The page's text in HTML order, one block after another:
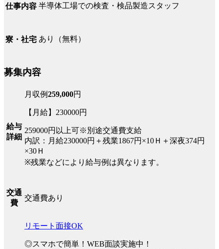
仕事内容 半導体工場での検査・検品製造スタッフ
寮・社宅 あり（無料）
募集内容
給与
詳細
月収例259,000円
【月給】230000円
259000円以上可※別途交通費支給
内訳：月給230000円＋残業1867円×10Ｈ＋深夜374円
×30Ｈ
※残業などにより給与例は異なります。
交通
費
交通費あり
リモート面接OK
◎スマホで簡単！WEB面談実施中！